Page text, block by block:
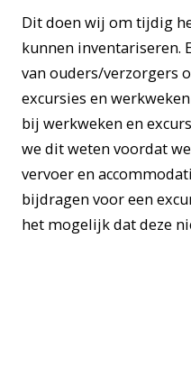
Dit doen wij om tijdig
kunnen inventariseren.
van ouders/verzorgers
excursies en
bij werkweken en
we dit weten voordat
vervoer en
bijdragen voor een
het mogelijk dat deze